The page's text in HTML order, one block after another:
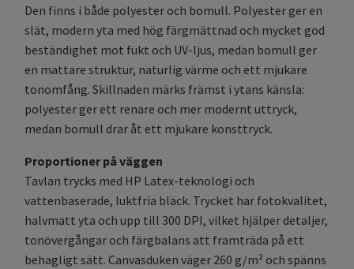
Den finns i både polyester och bomull. Polyester ger en
slät, modern yta med hög färgmättnad och mycket god
beständighet mot fukt och UV-ljus, medan bomull ger
en mattare struktur, naturlig värme och ett mjukare
tonomfång. Skillnaden märks främst i ytans känsla:
polyester ger ett renare och mer modernt uttryck,
medan bomull drar åt ett mjukare konsttryck.
Proportioner på väggen
Tavlan trycks med HP Latex-teknologi och
vattenbaserade, luktfria bläck. Trycket har fotokvalitet,
halvmatt yta och upp till 300 DPI, vilket hjälper detaljer,
tonövergångar och färgbalans att framträda på ett
behagligt sätt. Canvasduken väger 260 g/m² och spänns